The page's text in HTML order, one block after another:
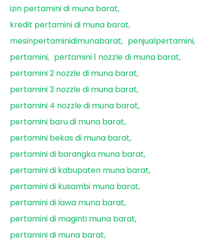
izin pertamini di muna barat
kredit pertamini di muna barat
mesinpertaminidimunabarat
penjualpertamini
pertamini
pertamini 1 nozzle di muna barat
pertamini 2 nozzle di muna barat
pertamini 3 nozzle di muna barat
pertamini 4 nozzle di muna barat
pertamini baru di muna barat
pertamini bekas di muna barat
pertamini di barangka muna barat
pertamini di kabupaten muna barat
pertamini di kusambi muna barat
pertamini di lawa muna barat
pertamini di maginti muna barat
pertamini di muna barat